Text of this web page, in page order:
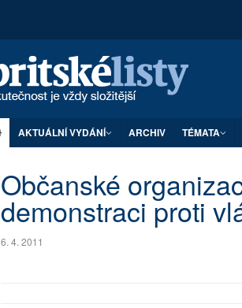
AKTUÁLNÍ VYDÁNÍ ARCHIV TÉMATA
Občanské
demonstraci proti
6. 4. 2011